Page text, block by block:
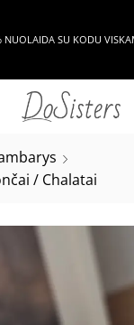
SU KODU VISKAM35
/ Chalatai